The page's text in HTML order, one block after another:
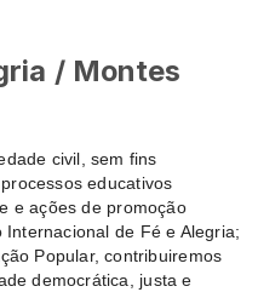
/ Montes
civil, sem fins
educativos
e ações de promoção
de Fé e Alegria;
Popular, contribuiremos
democrática, justa e